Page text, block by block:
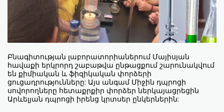
Բնագիտության լաբորատորիաներում Մայիսյան
հավաքի երկրորդ շաբաթվա ընթացքում շարունակվում
են քիմիական և ֆիզիկական փորձերի
ցուցադրությունները: Այս անգամ Միջին դպրոցի
սովորողները հետաքրքիր փորձեր ներկայացրեցին
Արևելյան դպրոցի իրենց կրտսեր ընկերներին: